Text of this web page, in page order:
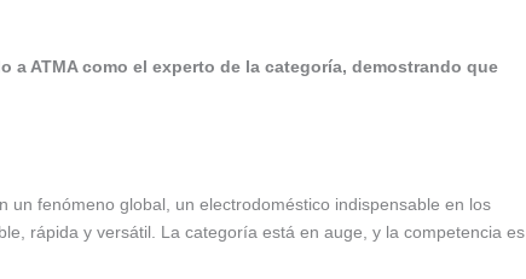
a ATMA como el experto de la categoría, demostrando que
fenómeno global, un electrodoméstico indispensable en los
rápida y versátil. La categoría está en auge, y la competencia es